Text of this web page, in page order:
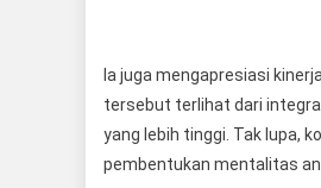
Ia juga mengapresiasi
tersebut terlihat dari
yang lebih tinggi. Tak lupa,
pembentukan mentalitas